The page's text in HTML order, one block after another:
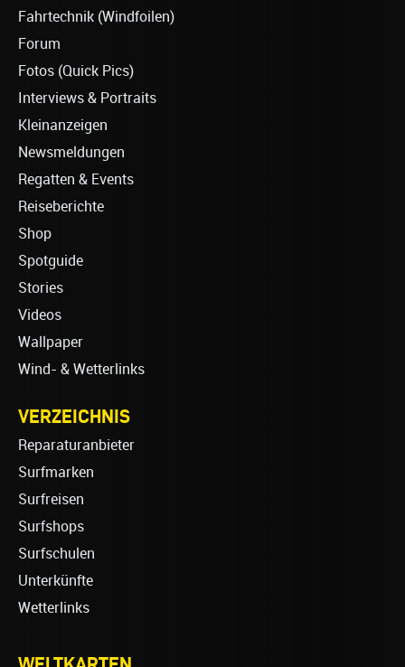
Fahrtechnik (Windfoilen)
Forum
Fotos (Quick Pics)
Interviews & Portraits
Kleinanzeigen
Newsmeldungen
Regatten & Events
Reiseberichte
Shop
Spotguide
Stories
Videos
Wallpaper
Wind- & Wetterlinks
VERZEICHNIS
Reparaturanbieter
Surfmarken
Surfreisen
Surfshops
Surfschulen
Unterkünfte
Wetterlinks